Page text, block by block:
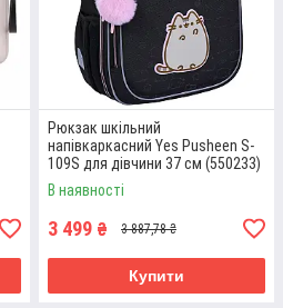
Рюкзак шкільний
напівкаркасний Yes Pusheen S-
109S для дівчини 37 см (550233)
В наявності
3 499 ₴ 3 887,78 ₴
Купити